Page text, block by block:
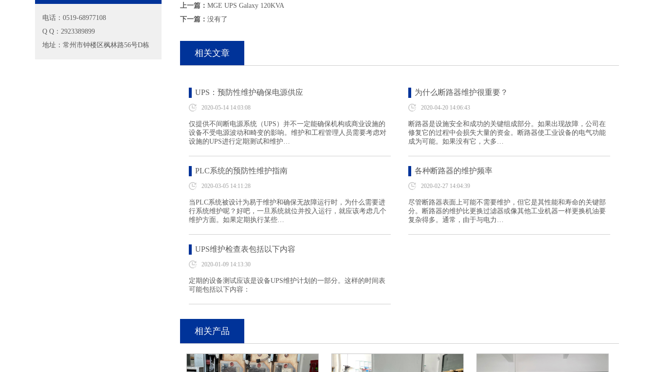
电话：0519-68977108
Q Q： 2923389899
地址：常州市钟楼区枫林路56号D栋
上一篇： MGE UPS Galaxy 120KVA
下一篇： 没有了
相关文章
UPS：预防性维护确保电源供应
2020-05-14 14:03:08
仅提供不间断电源系统（UPS）并不一定能确保机构或商业设施的
设备不受电源波动和畸变的影响。维护和工程管理人员需要考虑对
设施的UPS进行定期测试和维护…
为什么断路器维护很重要？
2020-04-20 14:06:43
断路器是设施安全和成功的关键组成部分。如果出现故障，公司在
修复它的过程中会损失大量的资金。断路器使工业设备的电气功能
成为可能。如果没有它，大多…
PLC系统的预防性维护指南
2020-03-05 14:11:28
当PLC系统被设计为易于维护和确保无故障运行时，为什么需要进
行系统维护呢？好吧，一旦系统就位并投入运行，就应该考虑几个
维护方面。如果定期执行某些…
各种断路器的维护频率
2020-02-27 14:04:39
尽管断路器表面上可能不需要维护，但它是其性能和寿命的关键部
分。断路器的维护比更换过滤器或像其他工业机器一样更换机油要
复杂得多。通常，由于与电力…
UPS维护检查表包括以下内容
2020-01-09 14:13:30
定期的设备测试应该是设备UPS维护计划的一部分。这样的时间表
可能包括以下内容：
相关产品